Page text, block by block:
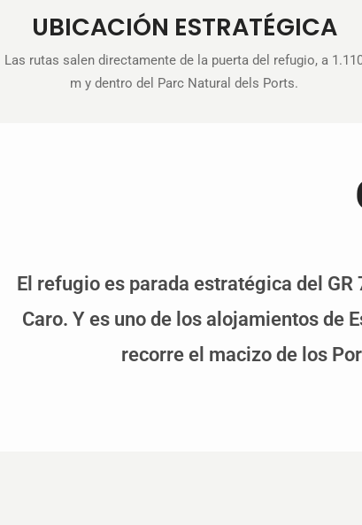
UBICACIÓN ESTRATÉGICA
Las rutas salen directamente de la puerta del refugio, a
m y dentro del Parc Natural dels Ports.
El refugio es parada estratégica del
Caro. Y es uno de los alojamientos de
recorre el macizo de los